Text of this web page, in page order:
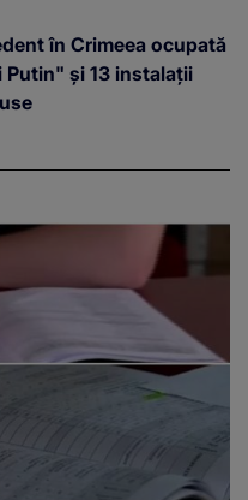
în Crimeea ocupată
Putin" și 13 instalații